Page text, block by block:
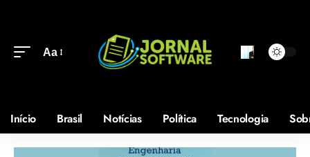
Aa
Início Brasil Notícias Política Tecnologia